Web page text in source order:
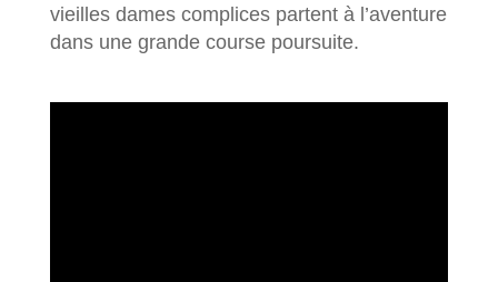
vieilles dames complices partent à l’aventure
dans une grande course poursuite.